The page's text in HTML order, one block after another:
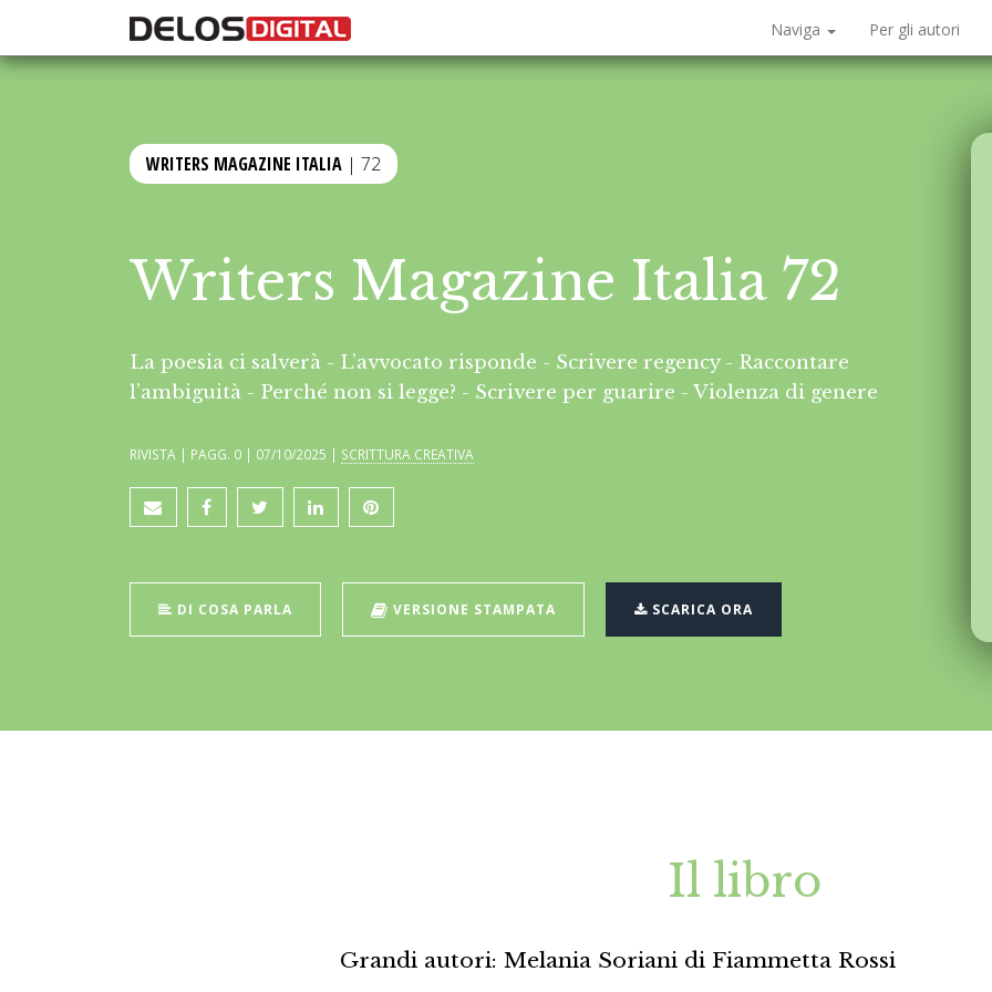
Naviga Per gli autori
WRITERS MAGAZINE ITALIA | 72
Writers Magazine Italia 72
La poesia ci salverà - L’avvocato risponde - Scrivere regency - Raccontare
l’ambiguità - Perché non si legge? - Scrivere per guarire - Violenza di genere
RIVISTA | PAGG. 0 | 07/10/2025 | SCRITTURA CREATIVA
DI COSA PARLA VERSIONE STAMPATA SCARICA ORA
Il libro
Grandi autori: Melania Soriani di Fiammetta Rossi